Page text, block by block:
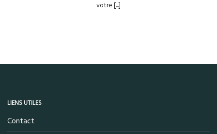
votre [...]
LIENS UTILES
Contact